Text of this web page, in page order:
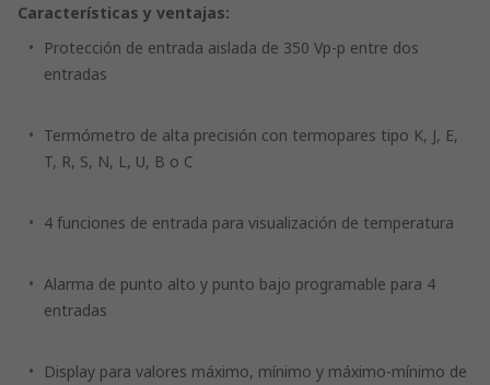
Características y ventajas:
Protección de entrada aislada de 350 Vp-p entre dos
entradas
Termómetro de alta precisión con termopares tipo K, J, E,
T, R, S, N, L, U, B o C
4 funciones de entrada para visualización de temperatura
Alarma de punto alto y punto bajo programable para 4
entradas
Display para valores máximo, mínimo y máximo-mínimo de